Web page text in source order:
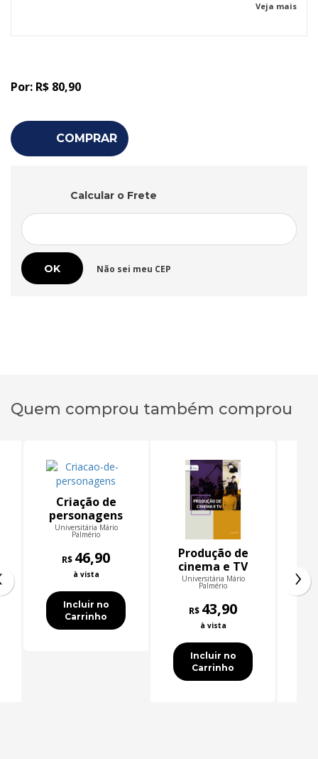
Por: R$ 80,90
COMPRAR
legais e administrativos desse processo.O livro aborda temas
Parcerias Público-Privadas (PPPs) e os desafios da gestão
Administração, esta obra é um guia essencial para
compreender os procedimentos licitatórios e a formalização de
contratos com a Administração Pública.
Veja mais
Calcular o Frete
Não sei meu CEP
Quem comprou também comprou
Criação de
personagens
Universitária Mário
Palmério
R$ 46,90
à vista
Incluir no
Carrinho
Produção de
cinema e TV
Universitária Mário
Palmério
R$ 43,90
à vista
Incluir no
Carrinho
›